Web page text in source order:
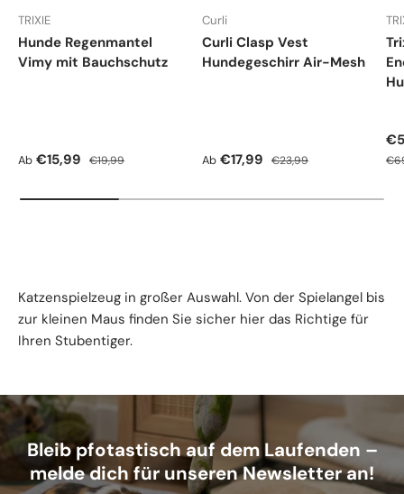
TRIXIE
Hunde Regenmantel
Vimy mit Bauchschutz
Verkaufspreis
Ab €15,99 Normaler Preis
€19,99
Curli
Curli Clasp Vest
Hundegeschirr Air-Mesh
Verkaufspreis
Ab €17,99 Normaler Preis
€23,99
Katzenspielzeug in großer Auswahl. Von der Spielangel bis
zur kleinen Maus finden Sie sicher hier das Richtige für
Ihren Stubentiger.
Bleib pfotastisch auf dem Laufenden –
melde dich für unseren Newsletter an!